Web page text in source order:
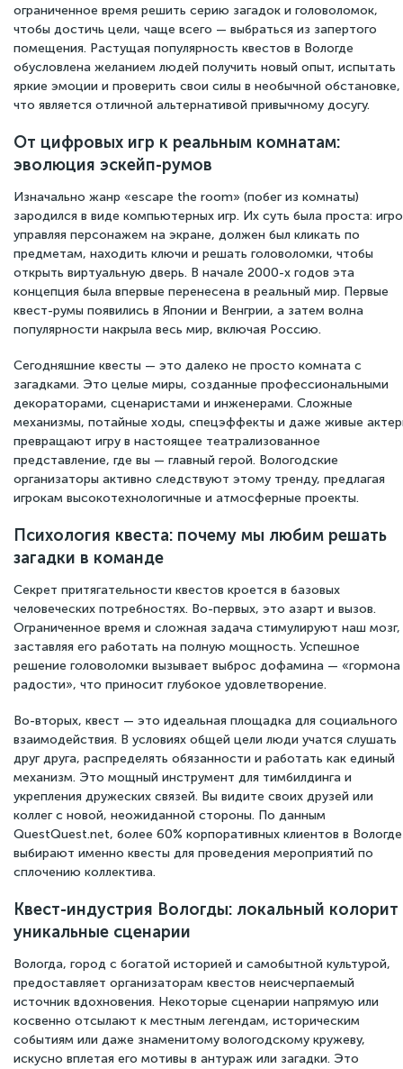
ограниченное время решить серию загадок и головоломок,
чтобы достичь цели, чаще всего — выбраться из запертого
помещения. Растущая популярность квестов в Вологде
обусловлена желанием людей получить новый опыт, испытать
яркие эмоции и проверить свои силы в необычной обстановке,
что является отличной альтернативой привычному досугу.
От цифровых игр к реальным комнатам:
эволюция эскейп-румов
Изначально жанр «escape the room» (побег из комнаты)
зародился в виде компьютерных игр. Их суть была проста:
управляя персонажем на экране, должен был кликать по
предметам, находить ключи и решать головоломки, чтобы
открыть виртуальную дверь. В начале 2000-х годов эта
концепция была впервые перенесена в реальный мир. Первые
квест-румы появились в Японии и Венгрии, а затем волна
популярности накрыла весь мир, включая Россию.
Сегодняшние квесты — это далеко не просто комната с
загадками. Это целые миры, созданные профессиональными
декораторами, сценаристами и инженерами. Сложные
механизмы, потайные ходы, спецэффекты и даже живые
превращают игру в настоящее театрализованное
представление, где вы — главный герой. Вологодские
организаторы активно следствуют этому тренду, предлагая
игрокам высокотехнологичные и атмосферные проекты.
Психология квеста: почему мы любим решать
загадки в команде
Секрет притягательности квестов кроется в базовых
человеческих потребностях. Во-первых, это азарт и вызов.
Ограниченное время и сложная задача стимулируют наш мозг,
заставляя его работать на полную мощность. Успешное
решение головоломки вызывает выброс дофамина — «гормона
радости», что приносит глубокое удовлетворение.
Во-вторых, квест — это идеальная площадка для социального
взаимодействия. В условиях общей цели люди учатся слушать
друг друга, распределять обязанности и работать как единый
механизм. Это мощный инструмент для тимбилдинга и
укрепления дружеских связей. Вы видите своих друзей или
коллег с новой, неожиданной стороны. По данным
QuestQuest.net, более 60% корпоративных клиентов в Вологде
выбирают именно квесты для проведения мероприятий по
сплочению коллектива.
Квест-индустрия Вологды: локальный колорит
уникальные сценарии
Вологда, город с богатой историей и самобытной культурой,
предоставляет организаторам квестов неисчерпаемый
источник вдохновения. Некоторые сценарии напрямую или
косвенно отсылают к местным легендам, историческим
событиям или даже знаменитому вологодскому кружеву,
искусно вплетая его мотивы в антураж или загадки. Это